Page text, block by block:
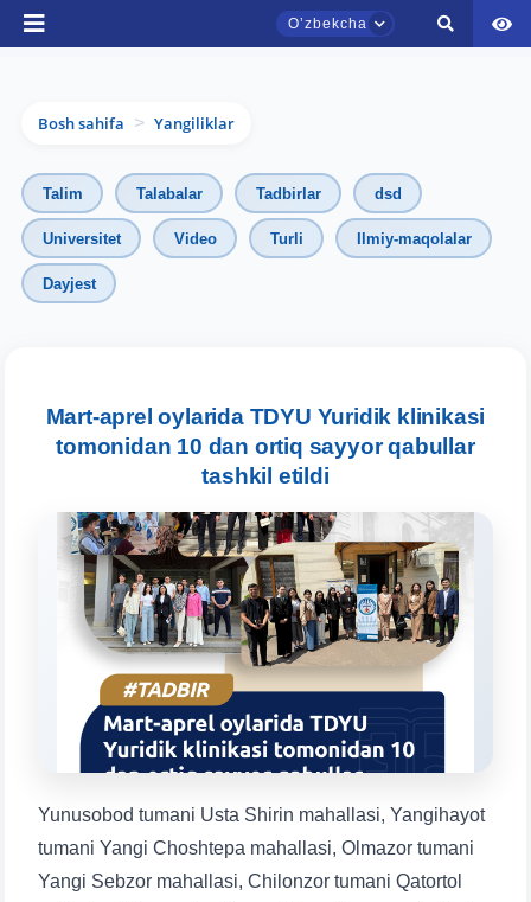
Oʼzbekcha
Bosh sahifa > Yangiliklar
Talim Talabalar Tadbirlar dsd
Universitet Video Turli Ilmiy-maqolalar
Dayjest
Mart-aprel oylarida TDYU Yuridik klinikasi
tomonidan 10 dan ortiq sayyor qabullar
tashkil etildi
Yunusobod tumani Usta Shirin mahallasi, Yangihayot
tumani Yangi Choshtepa mahallasi, Olmazor tumani
Yangi Sebzor mahallasi, Chilonzor tumani Qatortol
TDYU qabul murojaatlari chati
Qabul bo'yicha murojaatlaringizni ushbu
Mavzuni tanlang — keyin shu mavzudagi aniq
savollar chiqadi:
1. Hujjatlar (bakalavr) (5) 2. Hujjatlar (magistr) (4)
3. Suhbat (bakalavr) (8)
5. To'lov-kontrakt (2)
7. Call-center (4) 8. Bakalavriat kvotasi (3)